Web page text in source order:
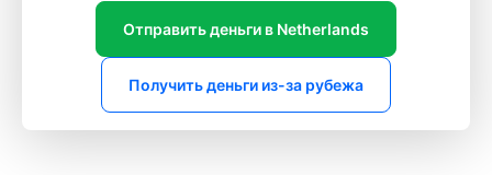
Отправить деньги в Netherlands
Получить деньги из-за рубежа